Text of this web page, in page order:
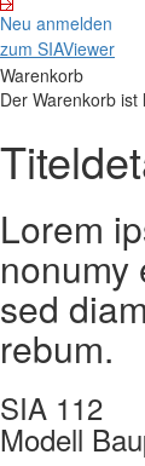
Neu anmelden
zum SIAViewer
Warenkorb
Der Warenkorb ist
Lorem
nonumy
sed
rebum.
SIA 112
Modell